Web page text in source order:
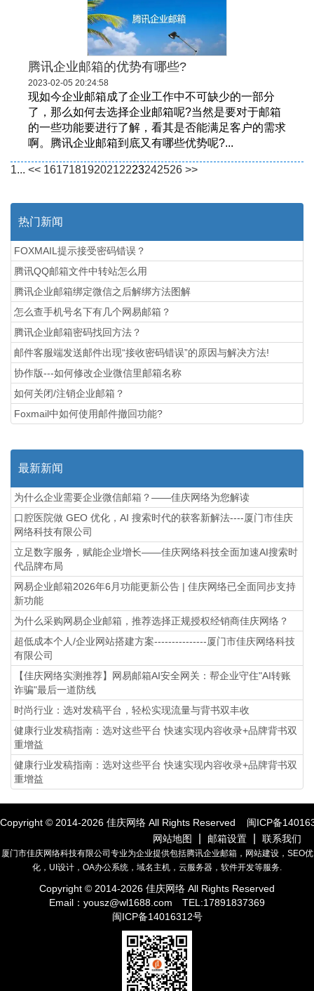
腾讯企业邮箱的优势有哪些?
2023-02-05 20:24:58
现如今企业邮箱成了企业工作中不可缺少的一部分
了，那么如何去选择企业邮箱呢?当然是要对于邮箱
的一些功能要进行了解，看其是否能满足客户的需求
啊。腾讯企业邮箱到底又有哪些优势呢?...
1... << 1617181920212223242526 >>
热门新闻
FOXMAIL提示接受密码错误？
腾讯QQ邮箱文件中转站怎么用
腾讯企业邮箱绑定微信之后解绑方法图解
怎么查手机号名下有几个网易邮箱？
腾讯企业邮箱密码找回方法？
邮件客服端发送邮件出现“接收密码错误”的原因与解决方法!
协作版---如何修改企业微信里邮箱名称
如何关闭/注销企业邮箱？
Foxmail中如何使用邮件撤回功能?
最新新闻
为什么企业需要企业微信邮箱？——佳庆网络为您解读
口腔医院做 GEO 优化，AI 搜索时代的获客新解法----厦门市佳庆
网络科技有限公司
立足数字服务，赋能企业增长——佳庆网络科技全面加速AI搜索时
代品牌布局
网易企业邮箱2026年6月功能更新公告 | 佳庆网络已全面同步支持
新功能
为什么采购网易企业邮箱，推荐选择正规授权经销商佳庆网络？
超低成本个人/企业网站搭建方案---------------厦门市佳庆网络科技
有限公司
【佳庆网络实测推荐】网易邮箱AI安全网关：帮企业守住"AI转账
诈骗"最后一道防线
时尚行业：选对发稿平台，轻松实现流量与背书双丰收
健康行业发稿指南：选对这些平台 快速实现内容收录+品牌背书双
重增益
健康行业发稿指南：选对这些平台 快速实现内容收录+品牌背书双
重增益
Copyright © 2014-2026 佳庆网络 All Rights Reserved 闽ICP备
网站地图
邮箱设置 联系我们
厦门市佳庆网络科技有限公司专业为企业提供包括腾讯企业邮箱，网站建设，SEO优
化，UI设计，OA办公系统，域名主机，云服务器，软件开发等服务.
Copyright © 2014-2026 佳庆网络 All Rights Reserved
Email： yousz@wl1688.com
TEL:17891837369
闽ICP备14016312号